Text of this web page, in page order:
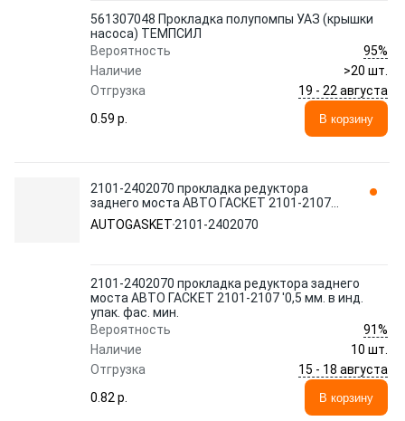
561307048 Прокладка полупомпы УАЗ (крышки
насоса) ТЕМПСИЛ
Вероятность
95%
Наличие
>20 шт.
Отгрузка
19 - 22 августа
0.59 p.
В корзину
2101-2402070 прокладка редуктора
заднего моста АВТО ГАСКЕТ 2101-2107
'0,5 мм. в инд. упак. фас. мин.
AUTOGASKET
AUTOGASKET 2101-2402070
2101-2402070 прокладка редуктора заднего
моста АВТО ГАСКЕТ 2101-2107 '0,5 мм. в инд.
упак. фас. мин.
Вероятность
91%
Наличие
10 шт.
Отгрузка
15 - 18 августа
0.82 p.
В корзину